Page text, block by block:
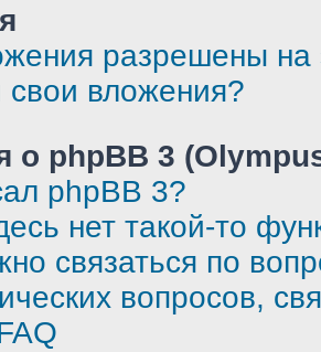
разрешены
свои вложения?
о phpBB 3
phpBB 3?
нет такой-то
связаться по
вопросов,